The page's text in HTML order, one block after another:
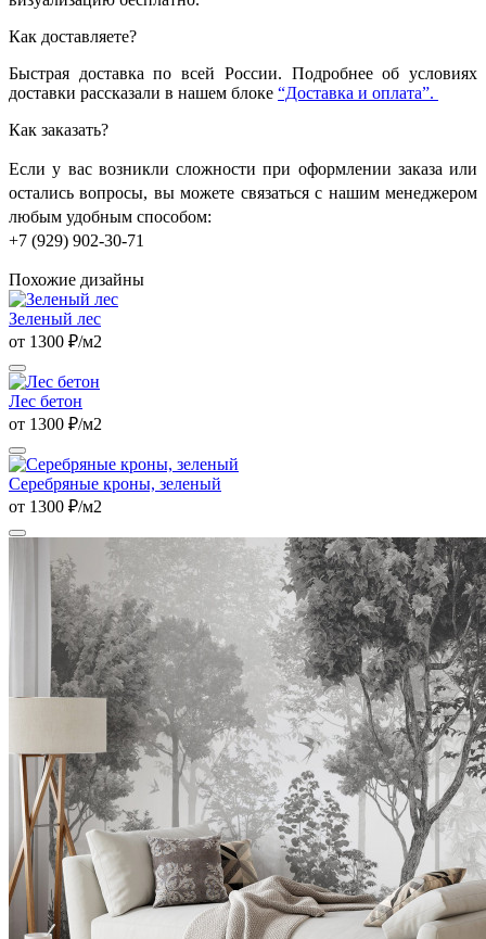
Как доставляете?
Быстрая доставка по всей России. Подробнее об условиях
доставки рассказали в нашем блоке “Доставка и оплата”.
Как заказать?
Если у вас возникли сложности при оформлении заказа или
остались вопросы, вы можете связаться с нашим менеджером
любым удобным способом:
+7 (929) 902-30-71
Похожие дизайны
Зеленый лес
от 1300 ₽/м2
Лес бетон
от 1300 ₽/м2
Серебряные кроны, зеленый
от 1300 ₽/м2